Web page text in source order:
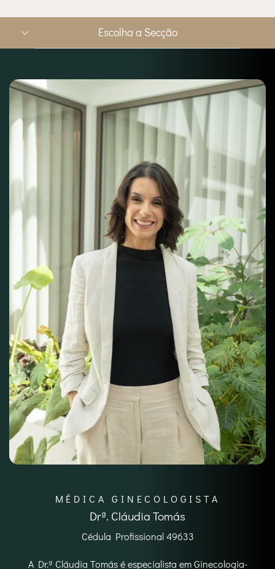
Escolha a Secção
MÉDICA GINECOLOGISTA
Drª. Cláudia Tomás
Cédula Profissional 49633
A Dr.ª Cláudia Tomás é especialista em Ginecologia-